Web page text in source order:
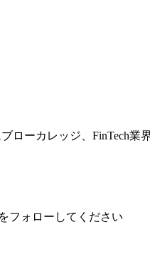
ローカレッジ、FinTech業
フォローしてください